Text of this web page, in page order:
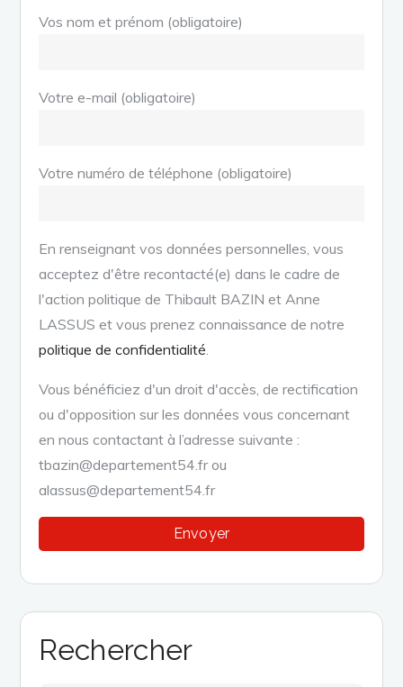
Vos nom et prénom (obligatoire)
Votre e-mail (obligatoire)
Votre numéro de téléphone (obligatoire)
En renseignant vos données personnelles, vous
acceptez d'être recontacté(e) dans le cadre de
l'action politique de Thibault BAZIN et Anne
LASSUS et vous prenez connaissance de notre
politique de confidentialité
Vous bénéficiez d'un droit d'accès, de rectification
ou d'opposition sur les données vous concernant
en nous contactant à l’adresse suivante :
tbazin@departement54.fr ou
alassus@departement54.fr
Rechercher